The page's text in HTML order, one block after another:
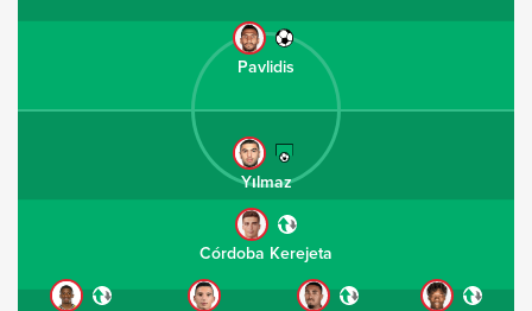
Pavlidis
Córdoba Kerejeta
Yılmaz